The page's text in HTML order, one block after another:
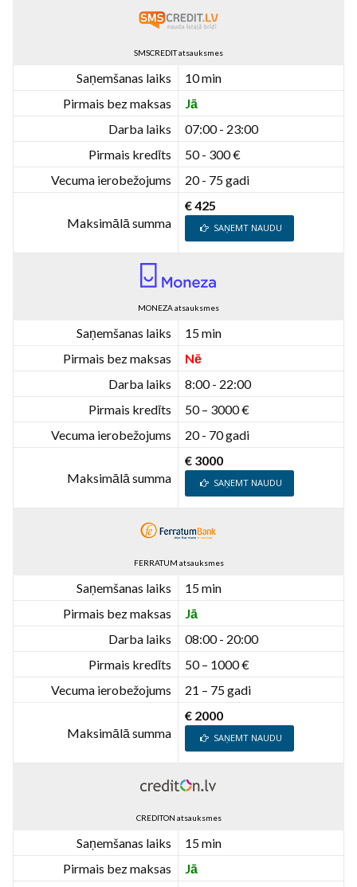
SMSCREDIT atsauksmes
Saņemšanas laiks
10 min
Pirmais bez maksas
Jā
Darba laiks
07:00 - 23:00
Pirmais kredīts
50 - 300 €
Vecuma ierobežojums
20 - 75 gadi
Maksimālā summa
€ 425
SAŅEMT NAUDU
MONEZA atsauksmes
Saņemšanas laiks
15 min
Pirmais bez maksas
Nē
Darba laiks
8:00 - 22:00
Pirmais kredīts
50 – 3000 €
Vecuma ierobežojums
20 - 70 gadi
Maksimālā summa
€ 3000
SAŅEMT NAUDU
FERRATUM atsauksmes
Saņemšanas laiks
15 min
Pirmais bez maksas
Jā
Darba laiks
08:00 - 20:00
Pirmais kredīts
50 – 1000 €
Vecuma ierobežojums
21 – 75 gadi
Maksimālā summa
€ 2000
SAŅEMT NAUDU
CREDITON atsauksmes
Saņemšanas laiks
15 min
Pirmais bez maksas
Jā